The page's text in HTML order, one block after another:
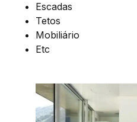
Escadas
Tetos
Mobiliário
Etc